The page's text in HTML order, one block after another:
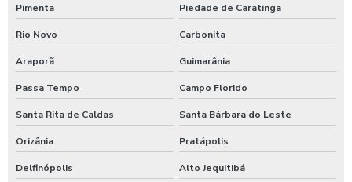
Pimenta Piedade de Caratinga
Rio Novo Carbonita
Araporã Guimarânia
Passa Tempo Campo Florido
Santa Rita de Caldas Santa Bárbara do Leste
Orizânia Pratápolis
Delfinópolis Alto Jequitibá